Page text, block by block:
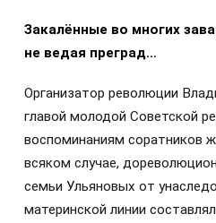
Закалённые во многих
не ведая преград…
Организатор революции
главой молодой Советской
воспоминаниям соратников
всяком случае,
семьи Ульяновых от
материнской линии